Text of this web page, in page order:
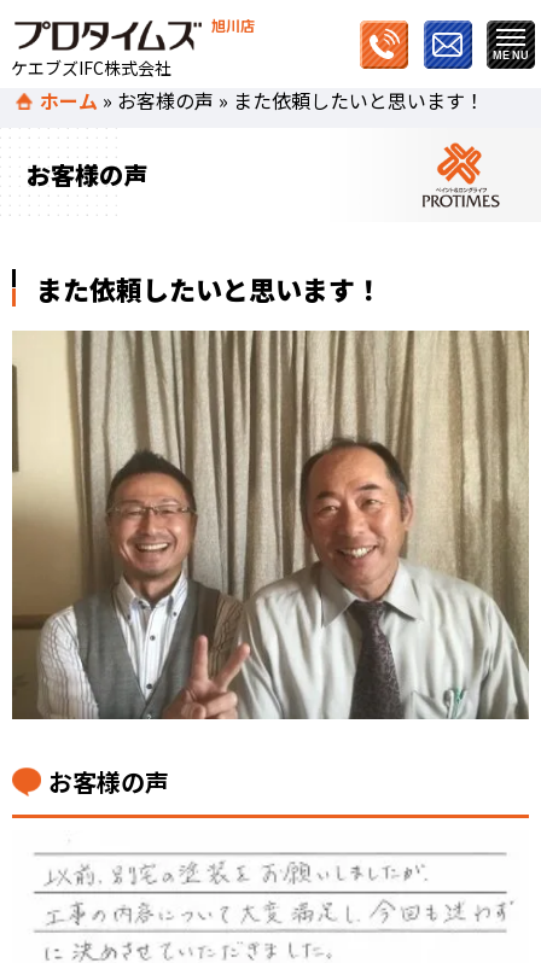
旭川店
ケエブズIFC株式会社
ホーム » お客様の声 » また依頼したいと思います！
お客様の声
また依頼したいと思います！
お客様の声